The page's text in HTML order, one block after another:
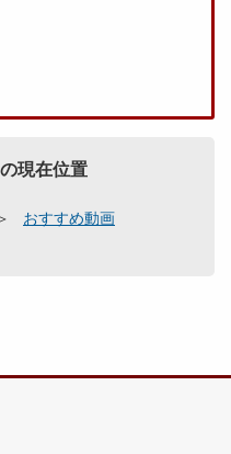
現在位置
おすすめ動画